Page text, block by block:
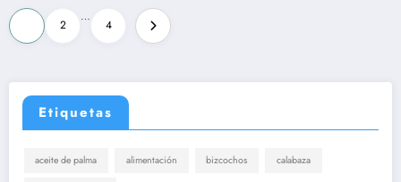
Paginación
de
entradas
2
…
4
Etiquetas
aceite de palma alimentación bizcochos calabaza